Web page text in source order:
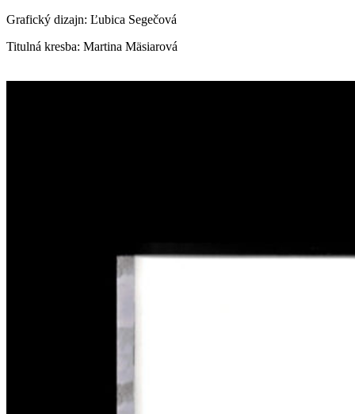
Grafický dizajn: Ľubica Segečová
Titulná kresba: Martina Mäsiarová